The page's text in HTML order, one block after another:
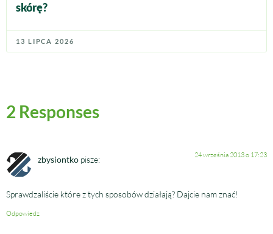
skórę?
13 LIPCA 2026
2 Responses
zbysiontko pisze: 24 września 2013 o 17:23
Sprawdzaliście które z tych sposobów działają? Dajcie nam znać!
Odpowiedz